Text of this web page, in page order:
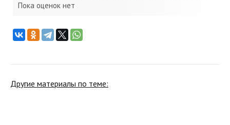
Пока оценок нет
Другие материалы по теме: